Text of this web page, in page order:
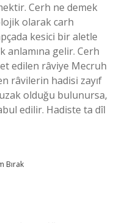
Cerh ne demek
olarak carh
kesici bir aletle
anlamına gelir. Cerh
edilen râviye Mecruh
râvilerin hadisi zayıf
olduğu bulunursa,
edilir. Hadiste ta dîl
Bırak